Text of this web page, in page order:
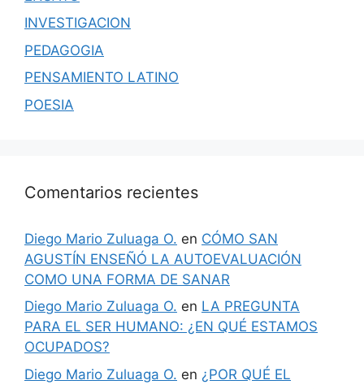
INVESTIGACION
PEDAGOGIA
PENSAMIENTO LATINO
POESIA
Comentarios recientes
Diego Mario Zuluaga O. en CÓMO SAN
AGUSTÍN ENSEÑÓ LA AUTOEVALUACIÓN
COMO UNA FORMA DE SANAR
Diego Mario Zuluaga O. en LA PREGUNTA
PARA EL SER HUMANO: ¿EN QUÉ ESTAMOS
OCUPADOS?
Diego Mario Zuluaga O. en ¿POR QUÉ EL